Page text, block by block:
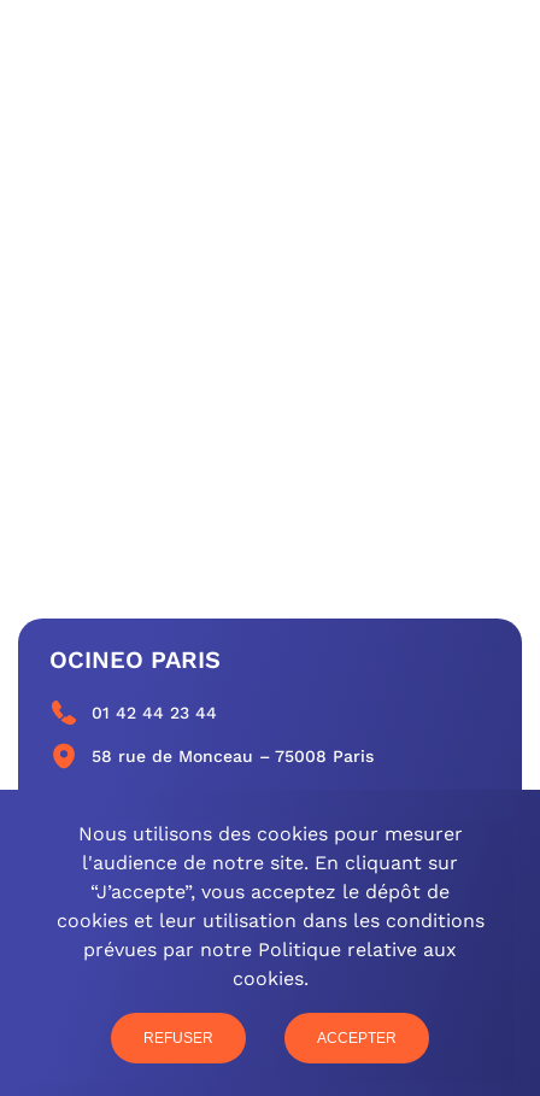
OCINEO PARIS
01 42 44 23 44
58 rue de Monceau – 75008 Paris
CONTACTEZ-NOUS
OCINEO GRAND EST
77 rue Paul Douce – 51480 Damery
Nous utilisons des cookies pour mesurer
l'audience de notre site. En cliquant sur
“J’accepte”, vous acceptez le dépôt de
cookies et leur utilisation dans les conditions
prévues par notre Politique relative aux
cookies.
REFUSER ACCEPTER